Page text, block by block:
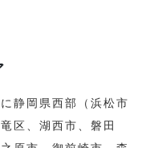
静岡県⻄部（浜松市
区、湖⻄市、磐田